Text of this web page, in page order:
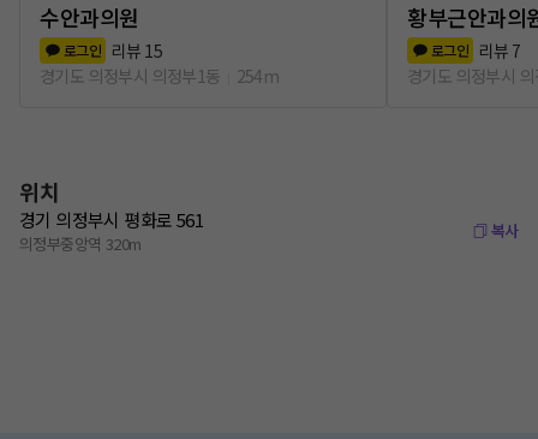
수안과의원
로그인 리뷰 15
경기도 의정부시 의정부1동
254m
황부근안과의
로그인 리뷰 7
경기도 의정부시
위치
경기 의정부시 평화로 561
의정부중앙역 320m
복사